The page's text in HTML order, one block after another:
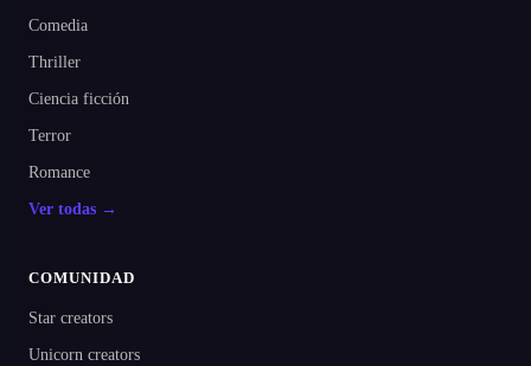
Comedia
Thriller
Ciencia ficción
Terror
Romance
Ver todas →
COMUNIDAD
Star creators
Unicorn creators